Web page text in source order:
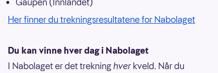
Her finner du trekningsresultatene for Nabolaget
Du kan vinne hver dag i Nabolaget
I Nabolaget er det trekninghver kveld. Når du